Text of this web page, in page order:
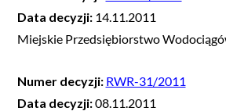
Data decyzji: 14.11.2011
Miejskie Przedsiębiorstwo
Numer decyzji: RWR-31/2011
Data decyzji:08.11.2011